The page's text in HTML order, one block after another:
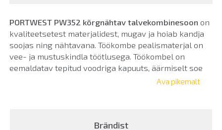
PORTWEST PW352 kõrgnähtav talvekombinesoon on
kvaliteetsetest materjalidest, mugav ja hoiab kandja
soojas ning nähtavana. Töökombe pealismaterjal on
vee- ja mustuskindla töötlusega. Töökombel on
eemaldatav tepitud voodriga kapuuts, äärmiselt soe
vooder ning pikad lukud säärte külgedel, et muuta
Katkendliku mustriga helkurribad on kanga külge
Ava pikemalt
Brändist